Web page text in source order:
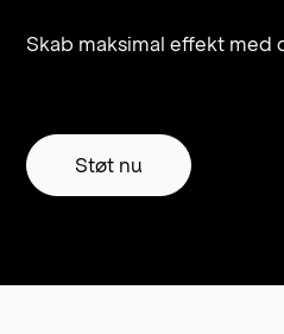
Skab maksimal effekt med
Støt nu